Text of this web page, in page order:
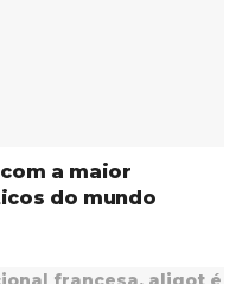
a maior
do mundo